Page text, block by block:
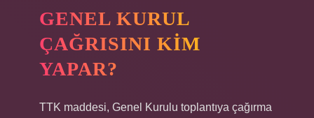
GENEL KURUL
ÇAĞRISINI KIM
YAPAR?
TTK maddesi, Genel Kurulu toplantıya çağırma